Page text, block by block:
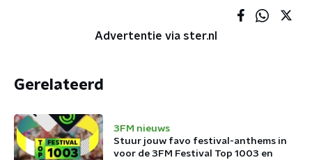
Advertentie via ster.nl
Gerelateerd
3FM nieuws
Stuur jouw favo festival-anthems in
voor de 3FM Festival Top 1003 en